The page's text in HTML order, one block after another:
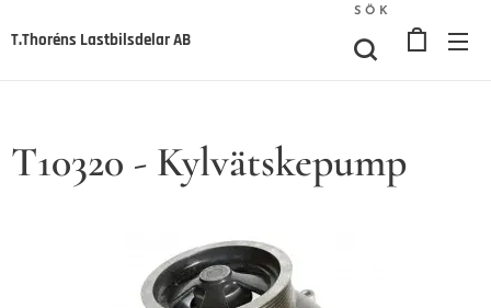
T.Thoréns Lastbilsdelar AB
SÖK
T10320 - Kylvätskepump